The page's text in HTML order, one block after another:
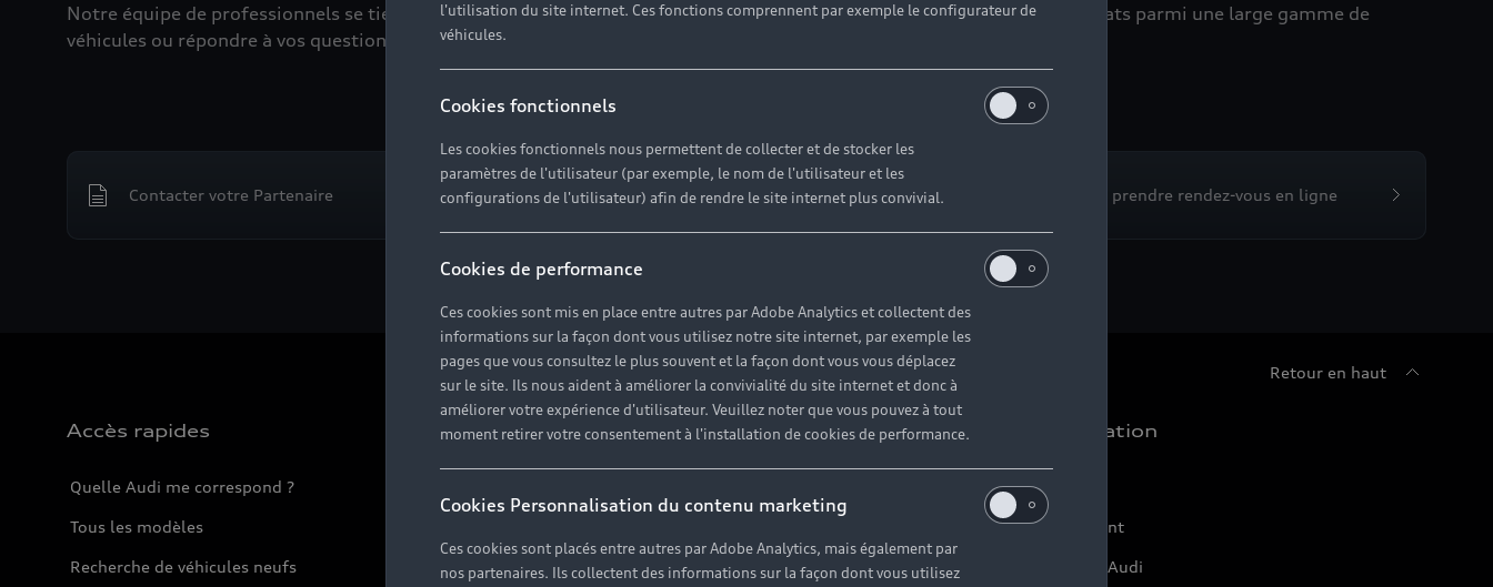
l'utilisation du site internet. Ces fonctions comprennent par exemple le configurateur de
véhicules.
Cookies fonctionnels
Les cookies fonctionnels nous permettent de collecter et de stocker les
paramètres de l'utilisateur (par exemple, le nom de l'utilisateur et les
configurations de l'utilisateur) afin de rendre le site internet plus convivial.
Cookies de performance
Ces cookies sont mis en place entre autres par Adobe Analytics et collectent des
informations sur la façon dont vous utilisez notre site internet, par exemple les
pages que vous consultez le plus souvent et la façon dont vous vous déplacez
sur le site. Ils nous aident à améliorer la convivialité du site internet et donc à
améliorer votre expérience d'utilisateur. Veuillez noter que vous pouvez à tout
moment retirer votre consentement à l'installation de cookies de performance.
Cookies Personnalisation du contenu marketing
Ces cookies sont placés entre autres par Adobe Analytics, mais également par
nos partenaires. Ils collectent des informations sur la façon dont vous utilisez
Notre équipe de professionnels se tient de nouveau à votre disposition pour vous informer, vous conseiller dans vos achats parmi une large gamme de
véhicules ou répondre à vos questions
Contacter votre Partenaire Réserver un essai Devis et prendre rendez-vous en ligne
Retour en haut
Accès rapides
Quelle Audi me correspond ?
Tous les modèles
Recherche de véhicules neufs
Modèles
Hybride rechargeable
Achat et location
Offres du moment
Configurer mon Audi